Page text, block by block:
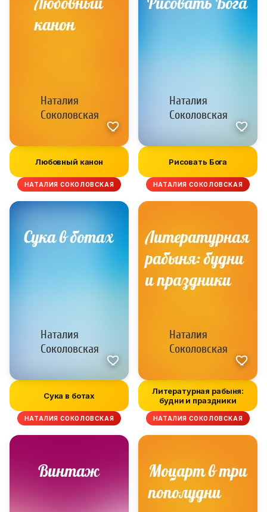
Любовный канон
НАТАЛИЯ СОКОЛОВСКАЯ
Рисовать Бога
НАТАЛИЯ СОКОЛОВСКАЯ
Сука в ботах
НАТАЛИЯ СОКОЛОВСКАЯ
Литературная рабыня:
будни и праздники
НАТАЛИЯ СОКОЛОВСКАЯ